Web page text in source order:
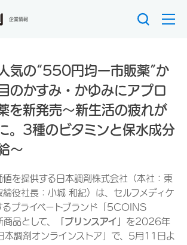
企業情報
気の“550円均一市販薬”か
のかすみ・かゆみにアプロ
を新発売～新生活の疲れが
。3種のビタミンと保水成分
～
を提供する日本調剤株式会社（本社：東
役社長：小城 和紀）は、セルフメディケ
るプライベートブランド「5COINS
品として、
「プリンスアイ」 を2026年
調剤オンラインストア」で、5月11日よ